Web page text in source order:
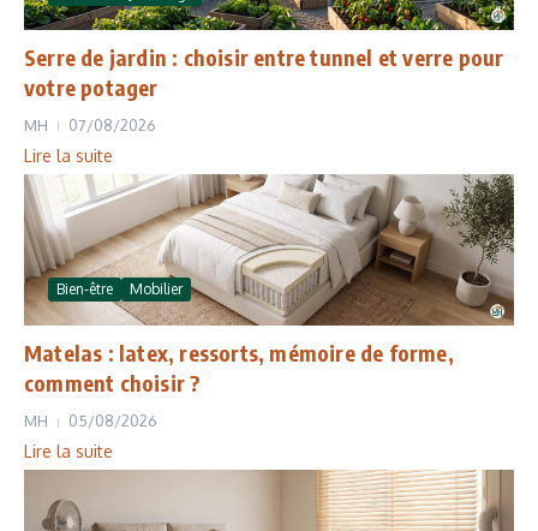
Serre de jardin : choisir entre tunnel et verre pour
votre potager
MH 07/08/2026
Lire la suite
Bien-être Mobilier
Matelas : latex, ressorts, mémoire de forme,
comment choisir ?
MH 05/08/2026
Lire la suite